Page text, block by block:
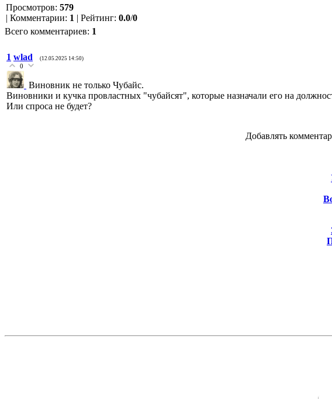
Просмотров: 579
| Комментарии: 1 | Рейтинг: 0.0/0
Всего комментариев: 1
1 wlad (12.05.2025 14:50)
0
Виновник не только Чубайс.
Виновники и кучка провластных "чубайсят", которые назначали его на
Или спроса не будет?
Добавлять